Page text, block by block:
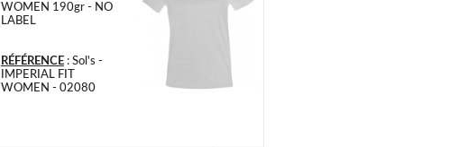
WOMEN 190gr - NO
LABEL
RÉFÉRENCE: Sol's -
IMPERIAL FIT
WOMEN - 02080